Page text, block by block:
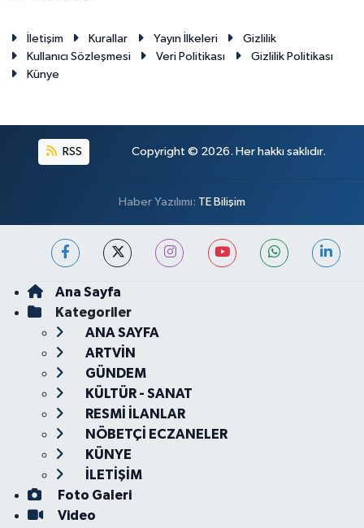
İletişim Kurallar Yayın İlkeleri
Gizlilik
Kullanıcı Sözleşmesi
Veri Politikası
Gizlilik Politikası
Künye
RSS Copyright © 2026. Her hakkı saklıdır.
Haber Yazılımı: TE Bilişim
Ana Sayfa
Kategoriler
ANA SAYFA
ARTVİN
GÜNDEM
KÜLTÜR - SANAT
RESMİ İLANLAR
NÖBETÇİ ECZANELER
KÜNYE
İLETİŞİM
Foto Galeri
Video